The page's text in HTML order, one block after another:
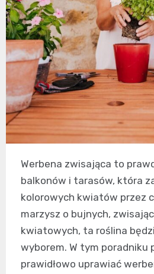
Werbena zwisająca to
balkonów i tarasów, która
kolorowych kwiatów przez
marzysz o bujnych,
kwiatowych, ta roślina
wyborem. W tym poradniku
prawidłowo uprawiać